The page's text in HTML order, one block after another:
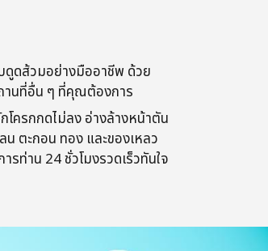
ดูดส้วมอย่างมืออาชีพ ด้วย
านที่อื่น ๆ ที่คุณต้องการ
ครก​กดไม่ลง​ อ่างล้างหน้า​ตัน​
ตะกอน​ ทอง​ และของเหลว
ท่าน​ 24​ ชั่วโมง​รวดเร็ว​ทันใจ